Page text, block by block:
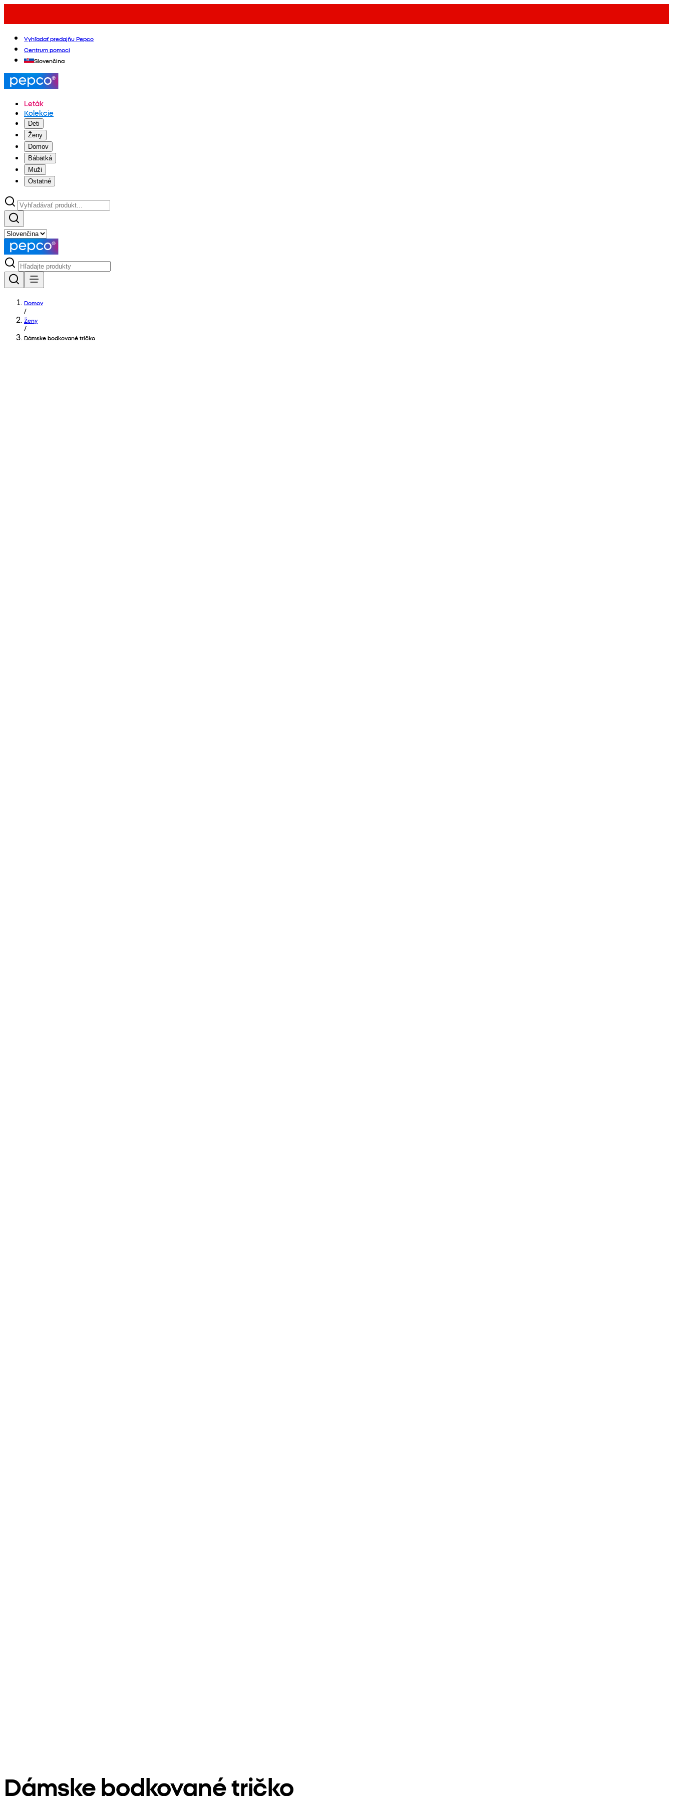
Vyhľadať predajňu Pepco
Centrum pomoci
Slovenčina
Leták
Kolekcie
Deti
Ženy
Domov
Bábätká
Muži
Ostatné
Domov
/
Ženy
/
Dámske bodkované tričko
Dámske bodkované tričko